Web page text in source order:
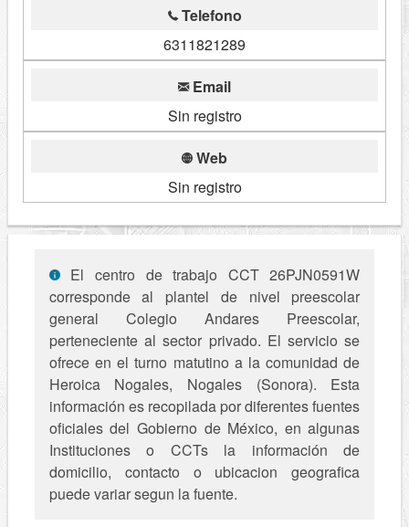
Telefono
6311821289
Email
Sin registro
Web
Sin registro
El centro de trabajo CCT 26PJN0591W
corresponde al plantel de nivel preescolar
general Colegio Andares Preescolar,
perteneciente al sector privado. El servicio se
ofrece en el turno matutino a la comunidad de
Heroica Nogales, Nogales (Sonora). Esta
información es recopilada por diferentes fuentes
oficiales del Gobierno de México, en algunas
Instituciones o CCTs la información de
domicilio, contacto o ubicacion geografica
puede variar segun la fuente.